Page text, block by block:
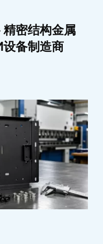
密结构金属
备制造商